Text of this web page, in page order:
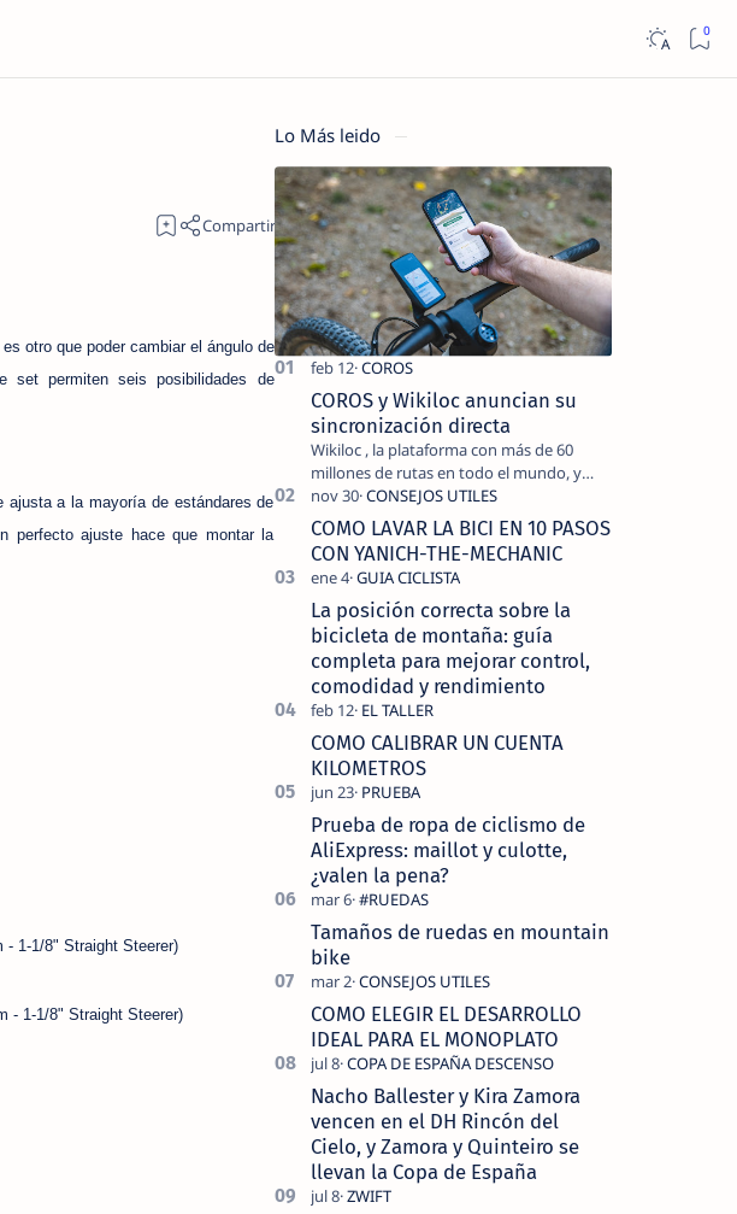
otro que poder cambiar el ángulo de
set permiten seis posibilidades de
a la mayoría de estándares de
perfecto ajuste hace que montar la
1-1/8" Straight Steerer)
- 1-1/8" Straight Steerer)
Lo Más leido
COROS y Wikiloc anuncian su
sincronización directa
Wikiloc , la plataforma con más de 60
millones de rutas en todo el mundo, y
COROS , marca de dispositivos GPS
reconocida mundialmente por su
tecnolo…
COMO LAVAR LA BICI EN 10 PASOS
CON YANICH-THE-MECHANIC
La posición correcta sobre la
bicicleta de montaña: guía
completa para mejorar control,
comodidad y rendimiento
COMO CALIBRAR UN CUENTA
KILOMETROS
Prueba de ropa de ciclismo de
AliExpress: maillot y culotte,
¿valen la pena?
Tamaños de ruedas en mountain
bike
COMO ELEGIR EL DESARROLLO
IDEAL PARA EL MONOPLATO
Nacho Ballester y Kira Zamora
vencen en el DH Rincón del
Cielo, y Zamora y Quinteiro se
llevan la Copa de España